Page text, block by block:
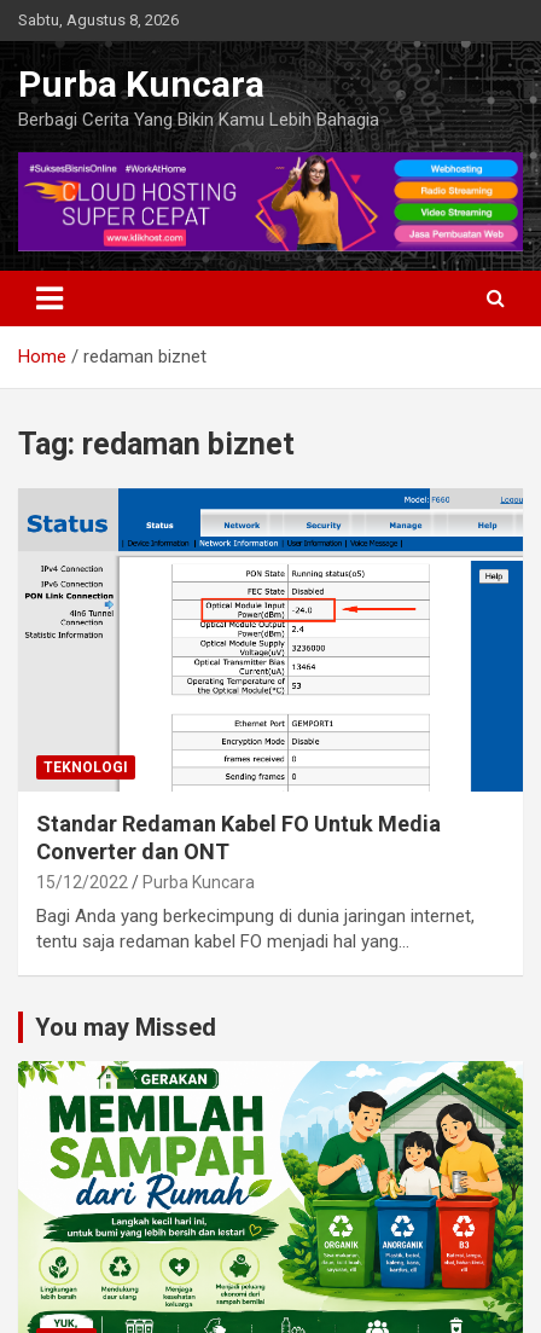
Skip
to
content
Sabtu, Agustus 8, 2026
Purba Kuncara
Berbagi Cerita Yang Bikin Kamu Lebih Bahagia
Home redaman biznet
Tag: redaman biznet
TEKNOLOGI
Standar Redaman Kabel FO Untuk Media
Converter dan ONT
15/12/2022 Purba Kuncara
Bagi Anda yang berkecimpung di dunia jaringan internet,
tentu saja redaman kabel FO menjadi hal yang…
You may Missed